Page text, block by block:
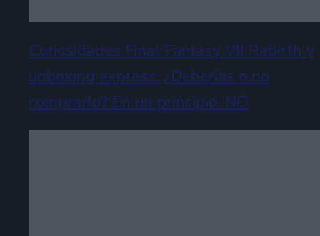
Curiosidades Final Fantasy VII Rebirth y
unboxing express. ¿Deberías o no
comprarlo? En un principio: NO